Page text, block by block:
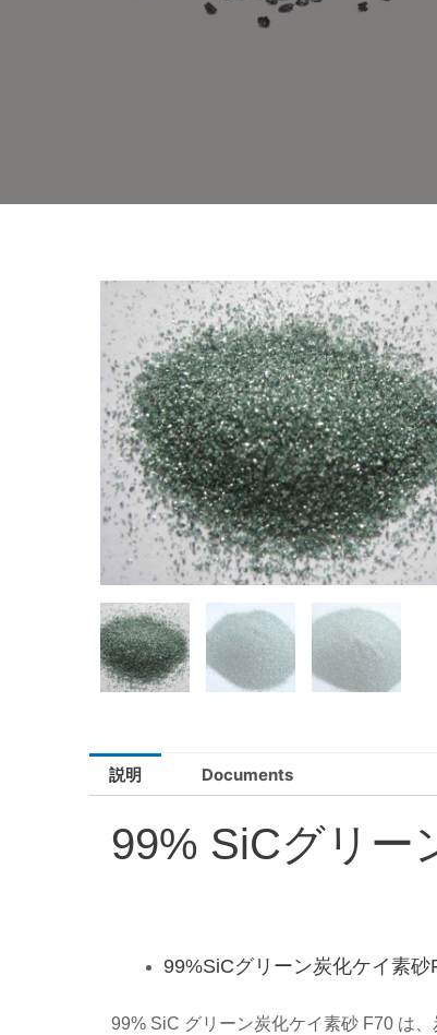
説明 Documents
99% SiCグリー
99%SiCグリーン炭化ケイ素砂
99% SiC グリーン炭化ケイ素砂 F70 は